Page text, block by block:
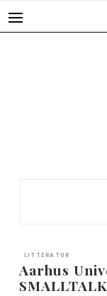
LITTERATUR
Aarhus
SMALLTALK